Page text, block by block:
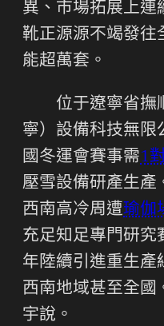
異、市場拓展上連
靴正源源不竭發往
能超萬套。
位于遼寧省撫
寧）設備科技無限
國冬運會賽事需1
壓雪設備研產生產
西南高冷周遭瑜伽
充足知足專門研究
年陸續引進重生產
西南地域甚至全國
宇說。